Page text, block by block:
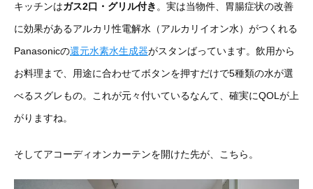
キッチンはガス2口・グリル付き。実は当物件、胃腸症状の改善
に効果があるアルカリ性電解水（アルカリイオン水）がつくれる
Panasonicの還元水素水生成器がスタンばっています。飲用から
お料理まで、用途に合わせてボタンを押すだけで5種類の水が選
べるスグレもの。これが元々付いているなんて、確実にQOLが上
がりますね。
そしてアコーディオンカーテンを開けた先が、こちら。